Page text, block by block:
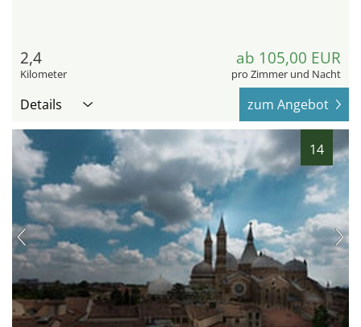
2,4
Kilometer
ab 105,00 EUR
pro Zimmer und Nacht
Details zum Angebot
14